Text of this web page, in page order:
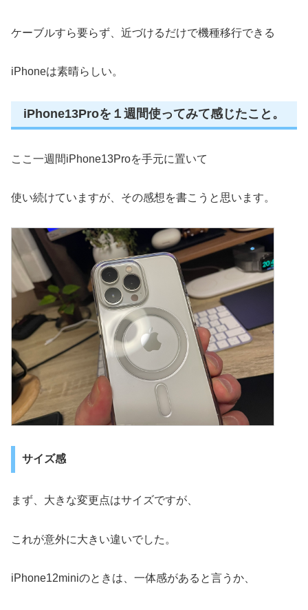
ケーブルすら要らず、近づけるだけで機種移行できる
iPhoneは素晴らしい。
iPhone13Proを１週間使ってみて感じたこと。
ここ一週間iPhone13Proを手元に置いて
使い続けていますが、その感想を書こうと思います。
サイズ感
まず、大きな変更点はサイズですが、
これが意外に大きい違いでした。
iPhone12miniのときは、一体感があると言うか、